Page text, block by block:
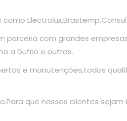
parceria com grandes
a Dufrio e outras.
e manutenções,todos
que nossos clientes